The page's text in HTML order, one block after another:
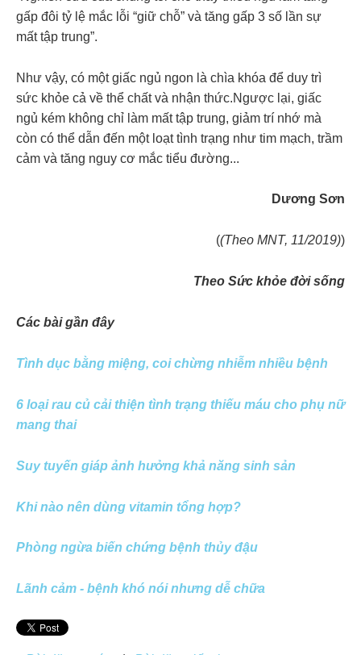
gấp đôi tỷ lệ mắc lỗi “giữ chỗ” và tăng gấp 3 số lần sự
mất tập trung”.
Như vậy, có một giấc ngủ ngon là chìa khóa để duy trì
sức khỏe cả về thể chất và nhận thức.Ngược lại, giấc
ngủ kém không chỉ làm mất tập trung, giảm trí nhớ mà
còn có thể dẫn đến một loạt tình trạng như tim mạch, trầm
cảm và tăng nguy cơ mắc tiểu đường...
Dương Sơn
((Theo MNT, 11/2019))
Theo Sức khỏe đời sống
Các bài gần đây
Tình dục bằng miệng, coi chừng nhiễm nhiều bệnh
6 loại rau củ cải thiện tình trạng thiếu máu cho phụ nữ
mang thai
Suy tuyến giáp ảnh hưởng khả năng sinh sản
Khi nào nên dùng vitamin tổng hợp?
Phòng ngừa biến chứng bệnh thủy đậu
Lãnh cảm - bệnh khó nói nhưng dễ chữa